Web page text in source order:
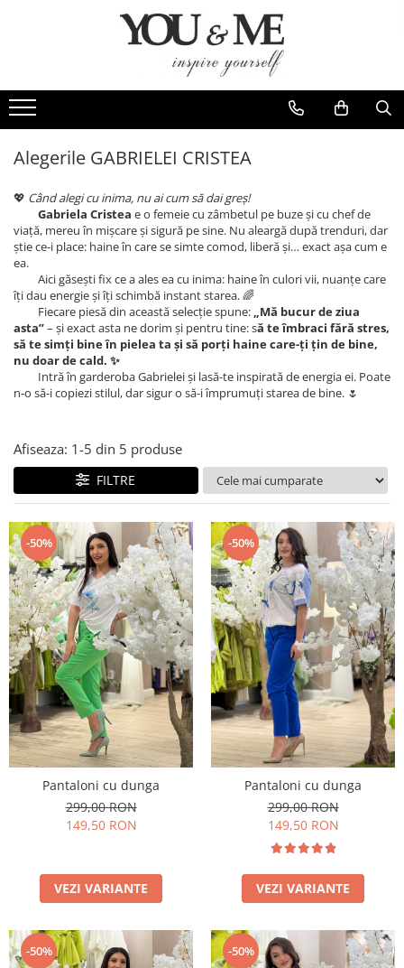
Bluze si camasi
Pantaloni
Geci si jachete
Rochii de eveniment
Compleuri si costume
Salopete
Tricouri si topuri
Fuste
Sacouri
Vesta
Genti
Esarfe
Coliere si brose
Alegerile GABRIELEI CRISTEA
💖 Când alegi cu inima, nu ai cum să dai greș!
Gabriela Cristea e o femeie cu zâmbetul pe buze și cu chef de
viață, mereu în mișcare și sigură pe sine. Nu aleargă după trenduri, dar
știe ce-i place: haine în care se simte comod, liberă și… exact așa cum e
ea.
Aici găsești fix ce a ales ea cu inima: haine în culori vii, nuanțe care
îți dau energie și îți schimbă instant starea. 🌈
Fiecare piesă din această selecție spune: „Mă bucur de ziua
asta”– și exact asta ne dorim și pentru tine: să te îmbraci fără stres,
să te simți bine în pielea ta și să porți haine care-ți țin de bine,
nu doar de cald. ✨
Intră în garderoba Gabrielei și lasă-te inspirată de energia ei. Poate
n-o să-i copiezi stilul, dar sigur o să-i împrumuți starea de bine. 🌷
Afiseaza: 1-5 din 5 produse
FILTRE
-50%
Pantaloni cu dunga
299,00 RON
149,50 RON
VEZI VARIANTE
-50%
Pantaloni cu dunga
299,00 RON
149,50 RON
VEZI VARIANTE
-50% -50%